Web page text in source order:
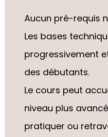
Aucun pré-requis
Les bases
progressivement
des débutants.
Le cours peut
niveau plus
pratiquer ou